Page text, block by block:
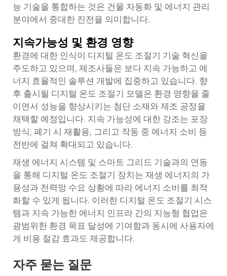
능 기술을 통합하는 것은 건물 자동화 및 에너지 관리
분야에서 중대한 진전을 의미합니다.
지속가능성 및 환경 영향
환경에 대한 인식이 디지털 온도 조절기 기술 혁신을
주도하고 있으며, 제조사들은 보다 지속 가능하고 에
너지 효율적인 솔루션 개발에 집중하고 있습니다. 향
후 출시될 디지털 온도 조절기 모델은 환경 영향을 줄
이면서 성능을 향상시키는 첨단 소재와 제조 공정을
채택할 예정입니다. 지속 가능성에 대한 강조는 포장
방식, 폐기 시 재활용, 그리고 작동 중 에너지 소비 등
전반에 걸쳐 확대되고 있습니다.
재생 에너지 시스템 및 스마트 그리드 기술과의 연동
을 통해 디지털 온도 조절기 장치는 재생 에너지의 가
용성과 전력망 수요 상황에 따라 에너지 소비를 최적
화할 수 있게 됩니다. 이러한 디지털 온도 조절기 시스
템과 지속 가능한 에너지 인프라 간의 지능형 협업은
광범위한 환경 목표 달성에 기여함과 동시에 사용자에
게 비용 절감 효과도 제공합니다.
자주 묻는 질문